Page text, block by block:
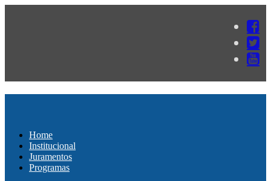
Home
Institucional
Juramentos
Programas